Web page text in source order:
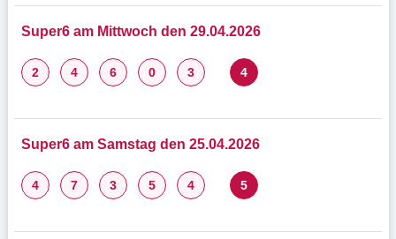
Super6 am Mittwoch den 29.04.2026
2 4 6 0 3 4
Super6 am Samstag den 25.04.2026
4 7 3 5 4 5